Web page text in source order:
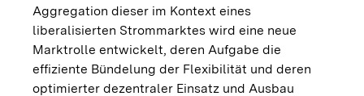
Aggregation dieser im Kontext eines
liberalisierten Strommarktes wird eine neue
Marktrolle entwickelt, deren Aufgabe die
effiziente Bündelung der Flexibilität und deren
optimierter dezentraler Einsatz und Ausbau